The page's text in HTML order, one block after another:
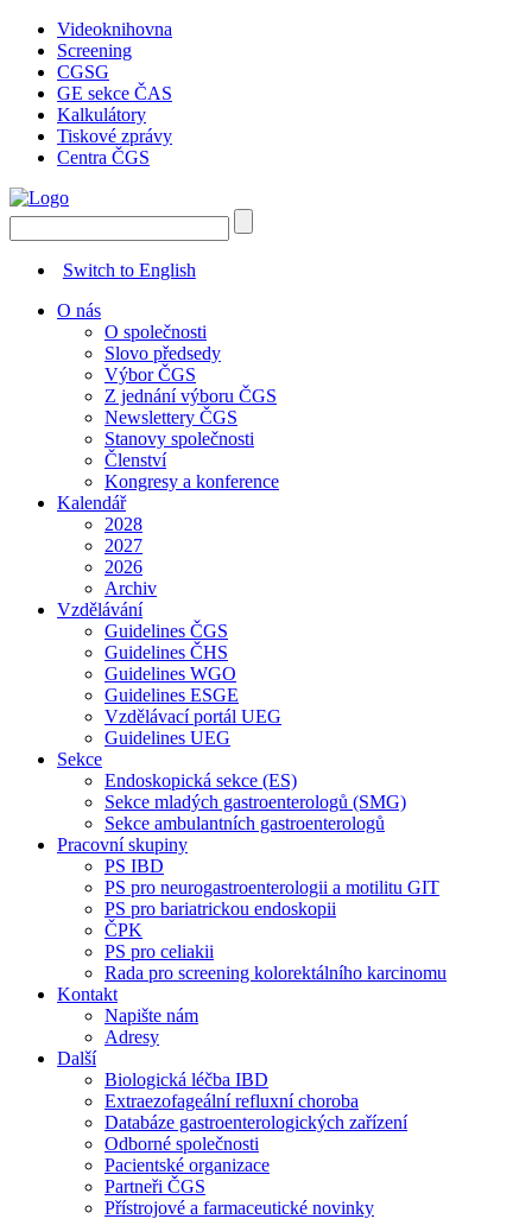
Videoknihovna
Screening
CGSG
GE sekce ČAS
Kalkulátory
Tiskové zprávy
Centra ČGS
Switch to English
O nás
O společnosti
Slovo předsedy
Výbor ČGS
Z jednání výboru ČGS
Newslettery ČGS
Stanovy společnosti
Členství
Kongresy a konference
Kalendář
2028
2027
2026
Archiv
Vzdělávání
Guidelines ČGS
Guidelines ČHS
Guidelines WGO
Guidelines ESGE
Vzdělávací portál UEG
Guidelines UEG
Sekce
Endoskopická sekce (ES)
Sekce mladých gastroenterologů (SMG)
Sekce ambulantních gastroenterologů
Pracovní skupiny
PS IBD
PS pro neurogastroenterologii a motilitu GIT
PS pro bariatrickou endoskopii
ČPK
PS pro celiakii
Rada pro screening kolorektálního karcinomu
Kontakt
Napište nám
Adresy
Další
Biologická léčba IBD
Extraezofageální refluxní choroba
Databáze gastroenterologických zařízení
Odborné společnosti
Pacientské organizace
Partneři ČGS
Přístrojové a farmaceutické novinky